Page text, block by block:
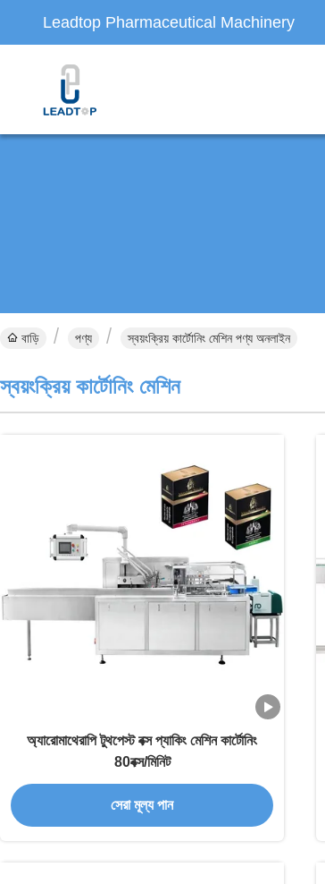
Leadtop Pharmaceutical Machinery
বাড়ি পণ্য স্বয়ংক্রিয় কার্টোনিং মেশিন পণ্য অনলাইন
স্বয়ংক্রিয় কার্টোনিং মেশিন
অ্যারোমাথেরাপি টুথপেস্ট বক্স প্যাকিং মেশিন কার্টোনিং
80বক্স/মিনিট
সেরা মূল্য পান